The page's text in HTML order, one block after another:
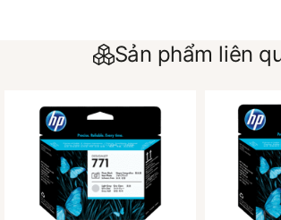
Sản phẩm liên